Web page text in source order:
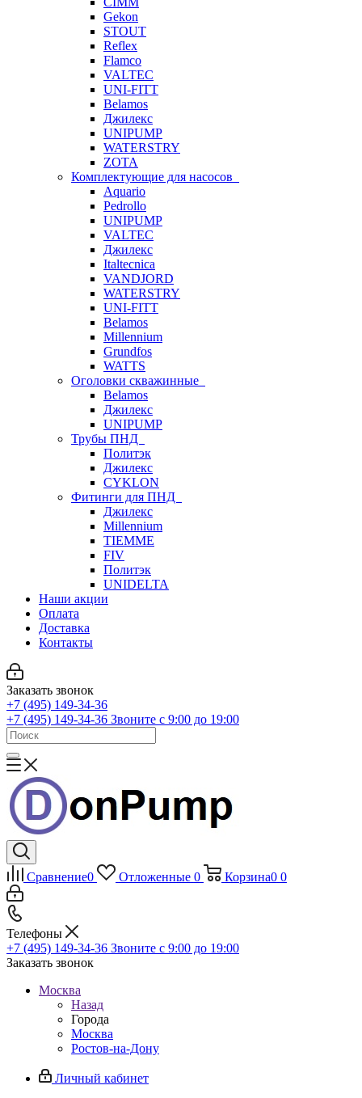
Gekon
STOUT
Reflex
Flamco
VALTEC
UNI-FITT
Belamos
Джилекс
UNIPUMP
WATERSTRY
ZOTA
Комплектующие для насосов
Aquario
Pedrollo
UNIPUMP
VALTEC
Джилекс
Italtecnica
VANDJORD
WATERSTRY
UNI-FITT
Belamos
Millennium
Grundfos
WATTS
Оголовки скважинные
Belamos
Джилекс
UNIPUMP
Трубы ПНД
Политэк
Джилекс
CYKLON
Фитинги для ПНД
Джилекс
Millennium
TIEMME
FIV
Политэк
UNIDELTA
Наши акции
Оплата
Доставка
Контакты
Заказать звонок
+7 (495) 149-34-36
+7 (495) 149-34-36 Звоните с 9:00 до 19:00
Сравнение0 Отложенные 0 Корзина0 0
Телефоны
+7 (495) 149-34-36 Звоните с 9:00 до 19:00
Заказать звонок
Москва
Назад
Города
Москва
Ростов-на-Дону
Личный кабинет